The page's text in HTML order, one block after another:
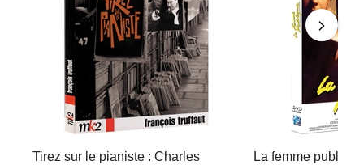
Tirez sur le pianiste : Charles
La femme